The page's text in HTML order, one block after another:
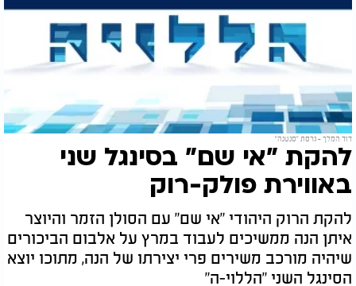
דוד המלך - גרסת "סנטנה"
להקת "אי שם" בסינגל שני
באווירת פולק-רוק
להקת הרוק היהודי "אי שם" עם הסולן הזמר והיוצר
איתן הנה ממשיכים לעבוד במרץ על אלבום הביכורים
שיהיה מורכב משירים פרי יצירתו של הנה, מתוכו יוצא
הסינגל השני "הללוי-ה"